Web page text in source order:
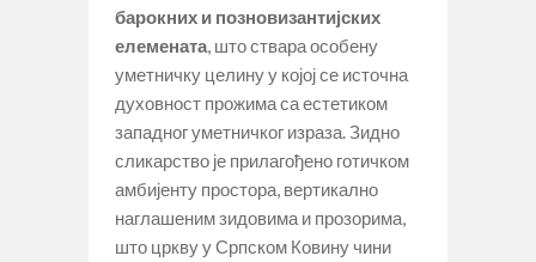
барокних и позновизантијских
елемената , што ствара особену
уметничку целину у којој се источна
духовност прожима са естетиком
западног уметничког израза. Зидно
сликарство је прилагођено готичком
амбијенту простора, вертикално
наглашеним зидовима и прозорима,
што цркву у Српском Ковину чини